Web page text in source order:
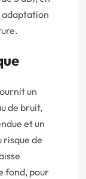
adaptation
un
de bruit,
et un
de
fond, pour